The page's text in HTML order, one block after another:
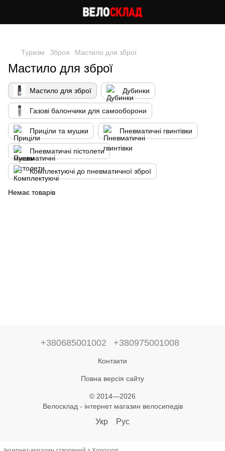
Туризм Зброя Мастило для зброї
Мастило для зброї
Мастило для зброї Дубинки
Газові балончики для самооборони
Приціли та мушки Пневматичні гвинтівки
Пневматичні пістолети
Комплектуючі до пневматичної зброї
Немає товарів
+380685001002 +380975001008
Контакти
Повна версія сайту
© 2014—2026
Велосклад - інтернет магазин велосипедів
Укр Рус